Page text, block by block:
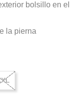
bolsillo en el
la pierna